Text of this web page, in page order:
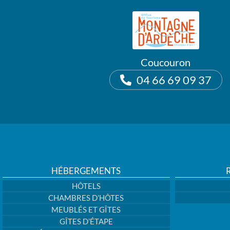
Coucouron
04 66 69 09 37
HÉBERGEMENTS
HÔTELS
CHAMBRES D’HÔTES
MEUBLÉS ET GÎTES
GÎTES D’ÉTAPE